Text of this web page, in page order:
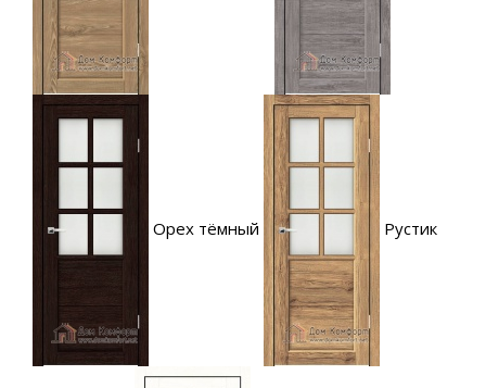
Орех тёмный Рустик